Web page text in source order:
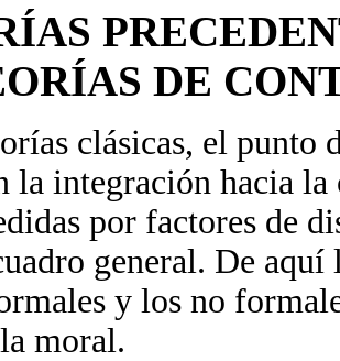
DE
clásicas, el
la integración hacia
por factores de
general. De
y los no
moral.